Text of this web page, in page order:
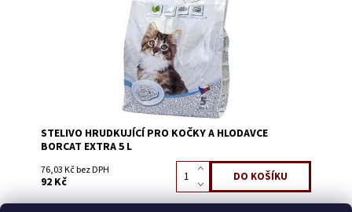
STELIVO HRUDKUJÍCÍ PRO KOČKY A HLODAVCE
BORCAT EXTRA 5 L
76,03 Kč bez DPH
92 Kč